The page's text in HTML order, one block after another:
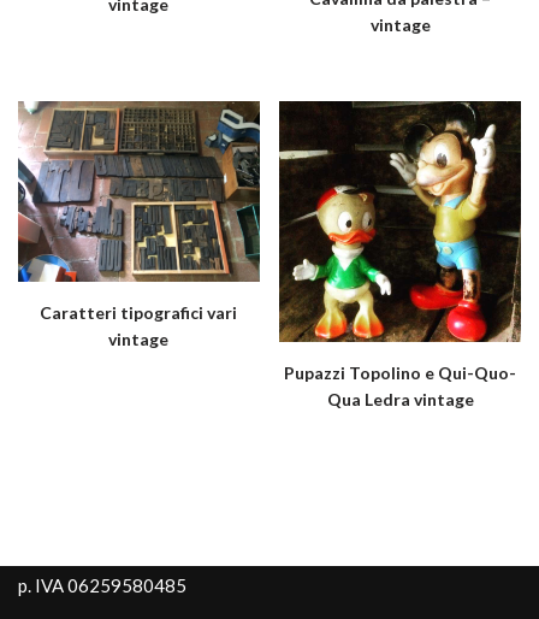
vintage
vintage
Caratteri tipografici vari
vintage
Pupazzi Topolino e Qui-Quo-
Qua Ledra vintage
p. IVA 06259580485